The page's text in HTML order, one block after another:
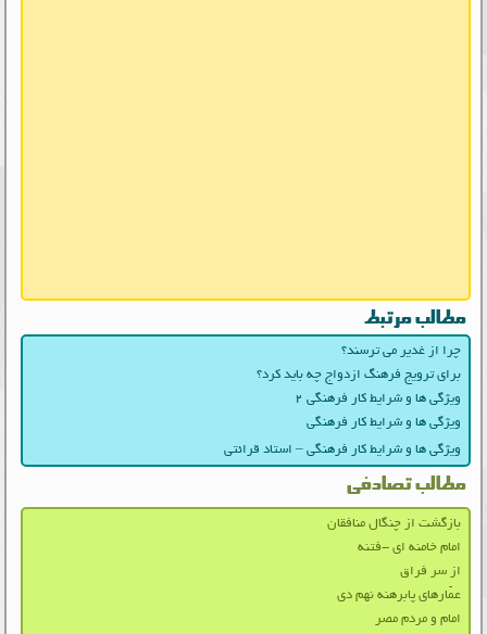
مطالب مرتبط
چرا از غدیر می ترسند؟
برای ترویج فرهنگ ازدواج چه باید کرد؟
ویژگی‌ ها و شرایط کار فرهنگی ۲
ویژگی‌ ها و شرایط کار فرهنگی
ویژگی‌ ها و شرایط کار فرهنگی – استاد قرائتی
مطالب تصادفی
بازگشت از چنگال منافقان
امام خامنه ای -فتنه
از سر فراق
عمّارهای پابرهنه نهم دی
امام و مردم مصر